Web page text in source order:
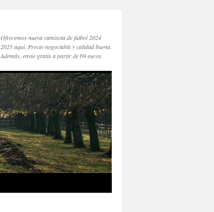
Ofrecemos nueva camiseta de fútbol 2024
2025 aquí. Precio negociable y calidad buena.
Además, envío gratis a partir de 69 euros.